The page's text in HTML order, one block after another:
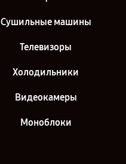
Сушильные машины
Телевизоры
Холодильники
Видеокамеры
Моноблоки